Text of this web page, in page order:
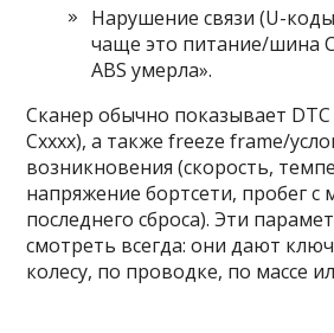
Нарушение связи (U-
чаще это питание/шина
ABS умерла».
Сканер обычно показывает
Cxxxx), а также freeze frame/
возникновения (скорость,
напряжение бортсети, пробег с
последнего сброса). Эти
смотреть всегда: они дают
колесу, по проводке, по массе